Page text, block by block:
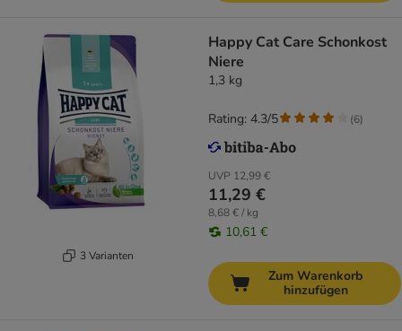
3 Varianten
Happy Cat Care Schonkost
Niere
1,3 kg
UVP 12,99 €
11,29 €
8,68 € / kg
10,61 €
Rating: 4.3/5 (6)
Zum Warenkorb
hinzufügen